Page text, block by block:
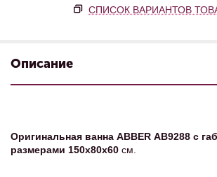
СПИСОК ВАРИАНТОВ
Описание
Оригинальная ванна ABBER АВ9288 с
размерами 150х80х60 см.